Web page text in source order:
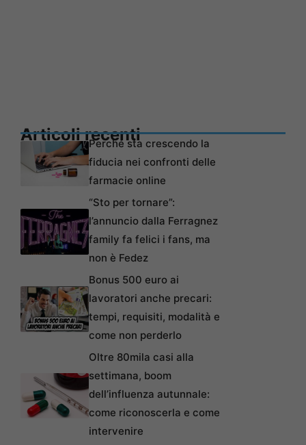
Articoli recentiPerché sta crescendo la
fiducia nei confronti delle
farmacie online
“Sto per tornare”:
l’annuncio dalla Ferragnez
family fa felici i fans, ma
non è Fedez
Bonus 500 euro ai
lavoratori anche precari:
tempi, requisiti, modalità e
come non perderlo
Oltre 80mila casi alla
settimana, boom
dell’influenza autunnale:
come riconoscerla e come
intervenire